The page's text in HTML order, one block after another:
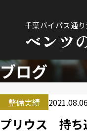
千葉バイパス通
ベンツ
ブログ
整備実績
プリウス 持